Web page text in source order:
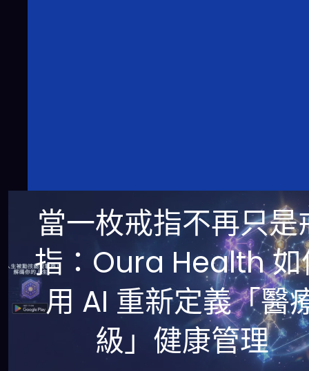
當一枚戒指不再只是
指：Oura Health 如
用 AI 重新定義「醫
級」健康管理